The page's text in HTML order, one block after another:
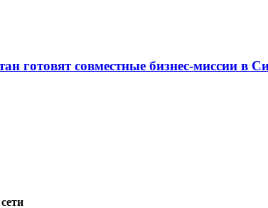
готовят совместные бизнес-миссии в